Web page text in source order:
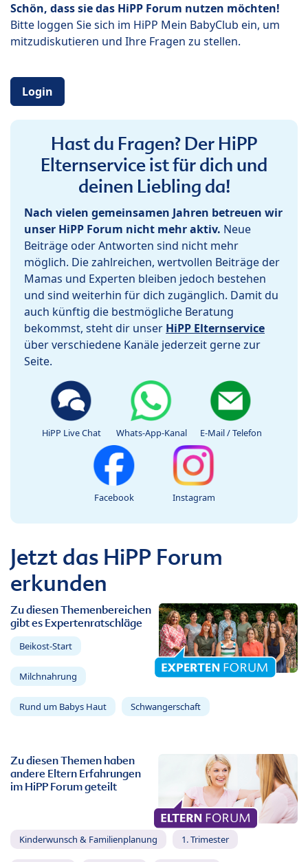
Schön, dass sie das HiPP Forum nutzen möchten!
Bitte loggen Sie sich im HiPP Mein BabyClub ein, um
mitzudiskutieren und Ihre Fragen zu stellen.
Login
Hast du Fragen? Der HiPP
Elternservice ist für dich und
deinen Liebling da!
Nach vielen gemeinsamen Jahren betreuen wir
unser HiPP Forum nicht mehr aktiv. Neue
Beiträge oder Antworten sind nicht mehr
möglich. Die zahlreichen, wertvollen Beiträge der
Mamas und Experten bleiben jedoch bestehen
und sind weiterhin für dich zugänglich. Damit du
auch künftig die bestmögliche Beratung
bekommst, steht dir unser HiPP Elternservice
über verschiedene Kanäle jederzeit gerne zur
Seite.
HiPP Live Chat Whats-App-Kanal E-Mail / Telefon
Facebook Instagram
Jetzt das HiPP Forum
erkunden
Zu diesen Themenbereichen
gibt es Expertenratschläge
Beikost-Start
Milchnahrung
Rund um Babys Haut Schwangerschaft
Zu diesen Themen haben
andere Eltern Erfahrungen
im HiPP Forum geteilt
Kinderwunsch & Familienplanung 1. Trimester